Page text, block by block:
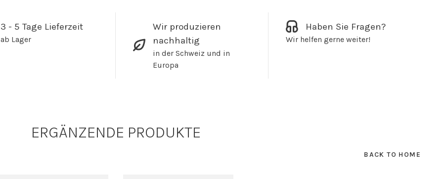
3 - 5 Tage Lieferzeit
ab Lager
Wir produzieren
nachhaltig
in der Schweiz und in
Europa
Haben Sie Fragen?
Wir helfen gerne weiter!
ERGÄNZENDE PRODUKTE
BACK TO HOME